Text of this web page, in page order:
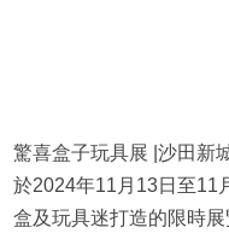
驚喜盒子玩具展 |沙田新
於2024年11月13日至11
盒及玩具迷打造的限時